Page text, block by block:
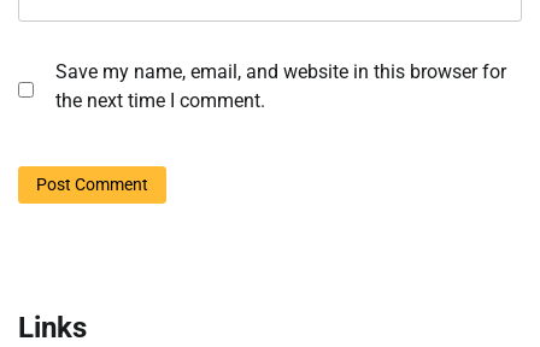
Save my name, email, and website in this browser for
the next time I comment.
Links